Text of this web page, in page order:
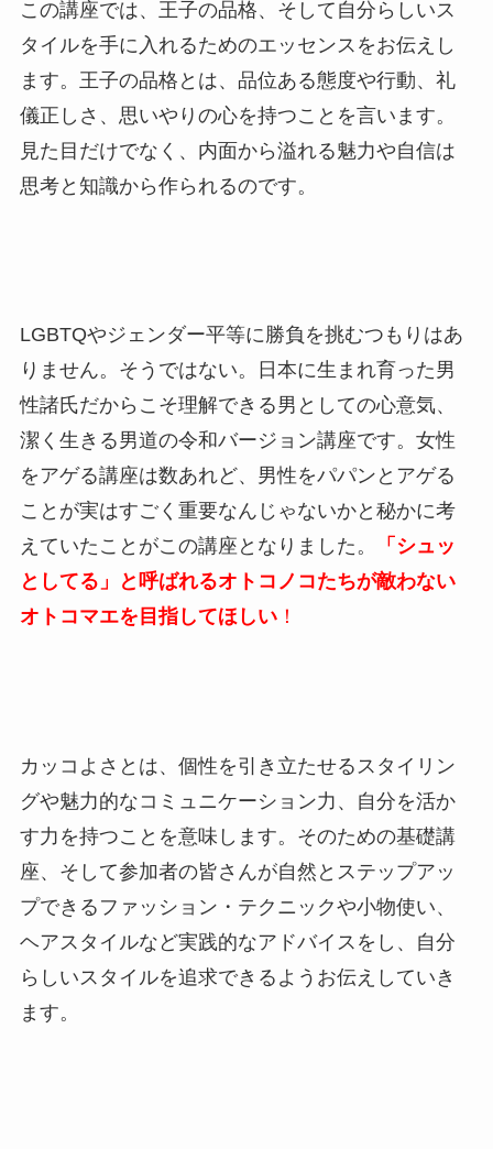
この講座では、王子の品格、そして自分らしいス
タイルを手に入れるためのエッセンスをお伝えし
ます。王子の品格とは、品位ある態度や行動、礼
儀正しさ、思いやりの心を持つことを言います。
見た目だけでなく、内面から溢れる魅力や自信は
思考と知識から作られるのです。
LGBTQやジェンダー平等に勝負を挑むつもりはあ
りません。そうではない。日本に生まれ育った男
性諸氏だからこそ理解できる男としての心意気、
潔く生きる男道の令和バージョン講座です。女性
をアゲる講座は数あれど、男性をパパンとアゲる
ことが実はすごく重要なんじゃないかと秘かに考
えていたことがこの講座となりました。
「シュッ
としてる」と呼ばれるオトコノコたちが敵わない
オトコマエを目指してほしい！
カッコよさとは、個性を引き立たせるスタイリン
グや魅力的なコミュニケーション力、自分を活か
す力を持つことを意味します。そのための基礎講
座、そして参加者の皆さんが自然とステップアッ
プできるファッション・テクニックや小物使い、
ヘアスタイルなど実践的なアドバイスをし、自分
らしいスタイルを追求できるようお伝えしていき
ます。